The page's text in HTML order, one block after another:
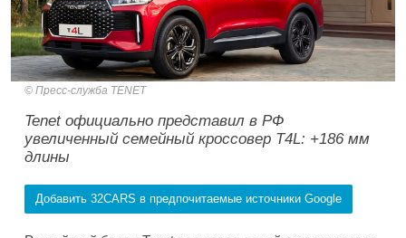
Пресс-служба TENET
Tenet официально представил в РФ
увеличенный семейный кроссовер T4L: +186 мм
длины
Добавить 32CARS в предпочитаемые источники Google